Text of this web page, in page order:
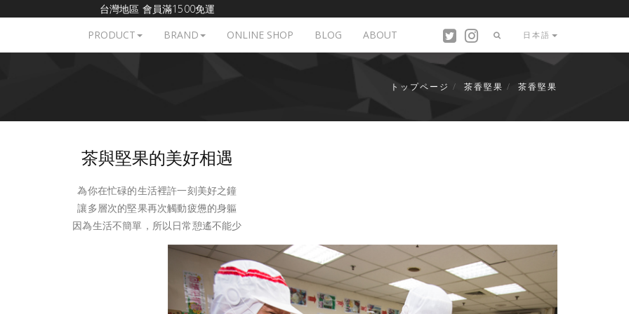
台灣地區 會員滿1500免運
PRODUCT
BRAND ONLINE SHOP BLOG ABOUT 日本語
トップページ 茶香堅果 茶香堅果
茶與堅果的美好相遇
為你在忙碌的生活裡許一刻美好之鐘
讓多層次的堅果再次觸動疲憊的身軀
因為生活不簡單，所以日常憩遙不能少